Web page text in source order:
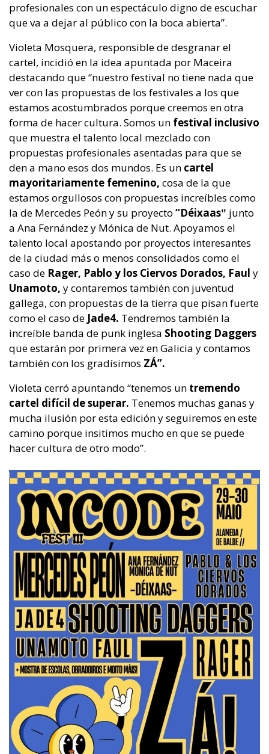
profesionales con un espectáculo digno de escuchar
que va a dejar al público con la boca abierta”.
Violeta Mosquera, responsible de desgranar el
cartel, incidió en la idea apuntada por Maceira
destacando que “nuestro festival no tiene nada que
ver con las propuestas de los festivales a los que
estamos acostumbrados porque creemos en otra
forma de hacer cultura. Somos un festival inclusivo
que muestra el talento local mezclado con
propuestas profesionales asentadas para que se
den a mano esos dos mundos. Es un cartel
mayoritariamente femenino, cosa de la que
estamos orgullosos con propuestas increíbles como
la de Mercedes Peón y su proyecto “Déixaasˮ junto
a Ana Fernández y Mónica de Nut. Apoyamos el
talento local apostando por proyectos interesantes
de la ciudad más o menos consolidados como el
caso de Rager, Pablo y los Ciervos Dorados, Faul y
Unamoto, y contaremos también con juventud
gallega, con propuestas de la tierra que pisan fuerte
como el caso de Jade4. Tendremos también la
increíble banda de punk inglesa Shooting Daggers
que estarán por primera vez en Galicia y contamos
también con los gradísimos ZÁ”.
Violeta cerró apuntando “tenemos un tremendo
cartel difícil de superar. Tenemos muchas ganas y
mucha ilusión por esta edición y seguiremos en este
camino porque insitimos mucho en que se puede
hacer cultura de otro modo”.